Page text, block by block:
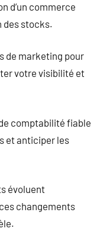
d’un commerce
des stocks.
de marketing pour
votre visibilité et
comptabilité fiable
et anticiper les
évoluent
changements